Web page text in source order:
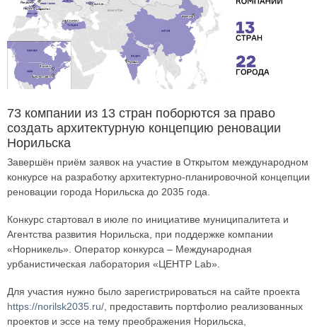
73 компании из 13 стран поборются за право
создать архитектурную концепцию реновации
Норильска
Завершён приём заявок на участие в Открытом международном
конкурсе на разработку архитектурно-планировочной концепции
реновации города Норильска до 2035 года.
Конкурс стартовал в июле по инициативе муниципалитета и
Агентства развития Норильска, при поддержке компании
«Норникель». Оператор конкурса – Международная
урбанистическая лаборатория «ЦЕНТР Lab».
Для участия нужно было зарегистрироваться на сайте проекта
https://norilsk2035.ru/ , предоставить портфолио реализованных
проектов и эссе на тему преображения Норильска,